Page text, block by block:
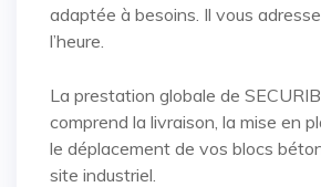
adaptée à besoins. Il vous
l’heure.
La prestation globale de
comprend la livraison, la mise en
le déplacement de vos blocs
site industriel.